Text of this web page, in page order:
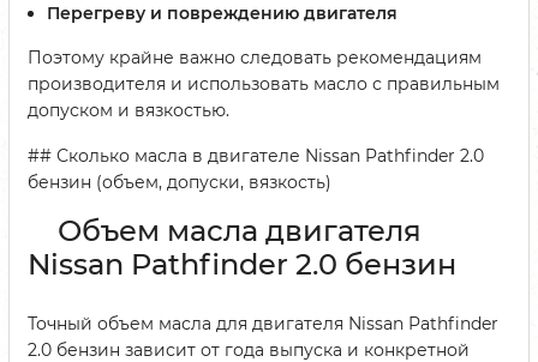
Перегреву и повреждению двигателя
Поэтому крайне важно следовать рекомендациям
производителя и использовать масло с правильным
допуском и вязкостью.
## Сколько масла в двигателе Nissan Pathfinder 2.0
бензин (объем, допуски, вязкость)
Объем масла двигателя
Nissan Pathfinder 2.0 бензин
Точный объем масла для двигателя Nissan Pathfinder
2.0 бензин зависит от года выпуска и конкретной